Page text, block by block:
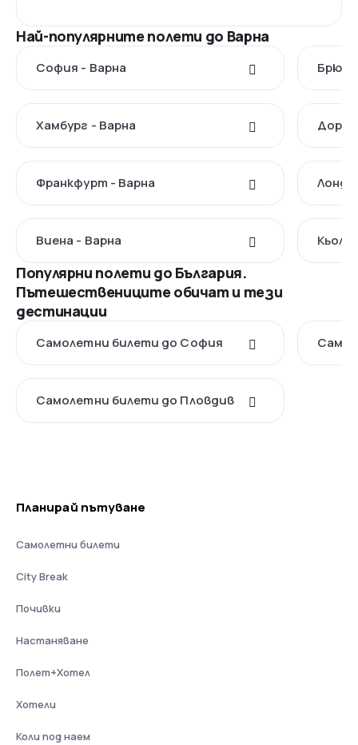
Най-популярните полети до Варна
София - Варна
Хамбург - Варна
Франкфурт - Варна
Виена - Варна Кьолн
Популярни полети до България.
Пътешествениците обичат и тези
дестинации
Самолетни билети до София
Самолетни билети до Пловдив
Планирай пътуване
Самолетни билети
City Break
Почивки
Настаняване
Полет+Хотел
Хотели
Коли под наем